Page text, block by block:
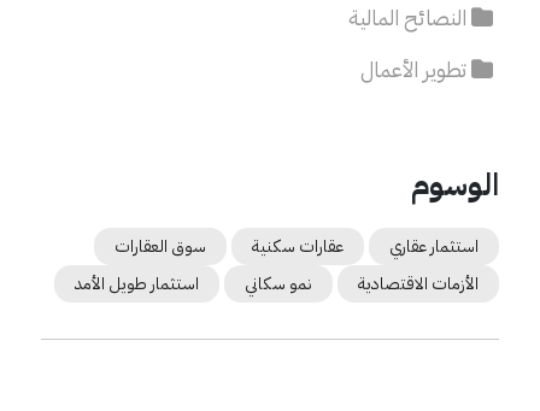
النصائح المالية
تطوير الأعمال
الوسوم
استثمار عقاري عقارات سكنية
سوق العقارات
الأزمات الاقتصادية
نمو سكاني استثمار طويل الأمد